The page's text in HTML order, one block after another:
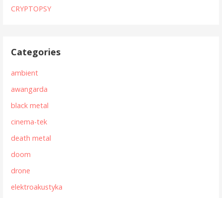
CRYPTOPSY
Categories
ambient
awangarda
black metal
cinema-tek
death metal
doom
drone
elektroakustyka